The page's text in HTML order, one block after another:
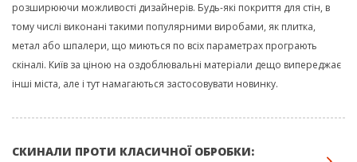
розширюючи можливості дизайнерів. Будь-які покриття для стін, в
тому числі виконані такими популярними виробами, як плитка,
метал або шпалери, що миються по всіх параметрах програють
скіналі. Київ за ціною на оздоблювальні матеріали дещо випереджає
інші міста, але і тут намагаються застосовувати новинку.
СКИНАЛИ ПРОТИ КЛАСИЧНОЇ ОБРОБКИ: